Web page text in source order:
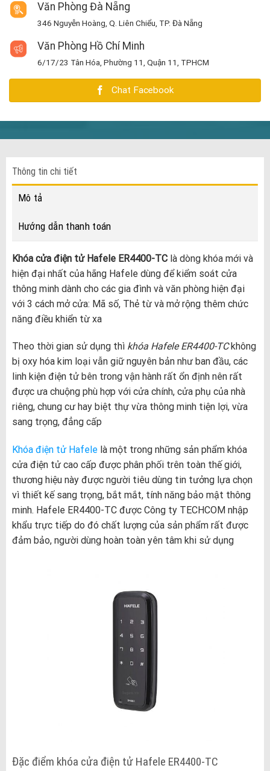
Văn Phòng Đà Nẵng
346 Nguyễn Hoàng, Q. Liên Chiểu, TP. Đà Nẵng
Văn Phòng Hồ Chí Minh
6/17/23 Tân Hóa, Phường 11, Quận 11, TPHCM
Chat Facebook
Thông tin chi tiết
Mô tả
Hướng dẫn thanh toán
Khóa cửa điện tử Hafele ER4400-TClà dòng khóa mới và
hiện đại nhất của hãng Hafele dùng để kiểm soát cửa
thông minh dành cho các gia đình và văn phòng hiện đại
với 3 cách mở cửa: Mã số, Thẻ từ và mở rộng thêm chức
năng điều khiển từ xa
Theo thời gian sử dụng thì khóa Hafele ER4400-TCkhông
bị oxy hóa kim loại vẫn giữ nguyên bản như ban đầu, các
linh kiện điện tử bên trong vận hành rất ổn định nên rất
được ưa chuộng phù hợp với cửa chính, cửa phụ của nhà
riêng, chung cư hay biệt thự vừa thông minh tiện lợi, vừa
sang trọng, đẳng cấp
Khóa điện tử Hafelelà một trong những sản phẩm khóa
cửa điện tử cao cấp được phân phối trên toàn thế giới,
thương hiệu này được người tiêu dùng tin tưởng lựa chọn
vì thiết kế sang trọng, bắt mắt, tính năng bảo mật thông
minh. Hafele ER4400-TC được Công ty TECHCOM nhập
khẩu trực tiếp do đó chất lượng của sản phẩm rất được
đảm bảo, người dùng hoàn toàn yên tâm khi sử dụng
Đặc điểm khóa cửa điện tử Hafele ER4400-TC